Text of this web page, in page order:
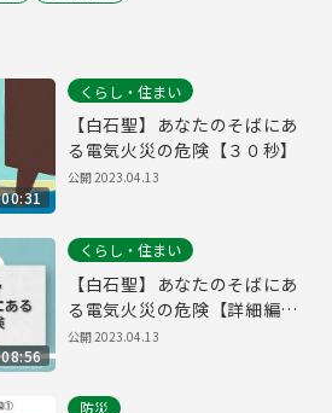
00:31
くらし・住まい
【白石聖】あなたのそばにあ
る電気火災の危険【３０秒】
公開2023.04.13
08:56
くらし・住まい
【白石聖】あなたのそばにあ
る電気火災の危険【詳細編９
分】
公開2023.04.13
防災